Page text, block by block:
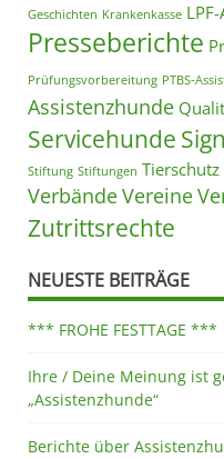
Geschichten Krankenkasse
Presseberichte
Prüfungsvorbereitung PTBS-
Assistenzhunde
Servicehunde
Stiftung Stiftungen Tierschutz
VerbändeVereine
Zutrittsrechte
NEUESTE BEITRÄGE
*** FROHE FESTTAGE ***
Ihre / Deine Meinung ist
„Assistenzhunde“
Berichte über